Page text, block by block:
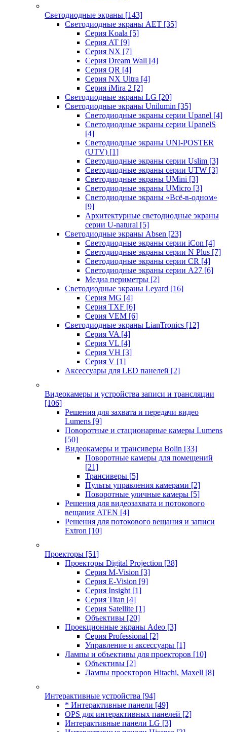
Светодиодные экраны [143]
Светодиодные экраны AET [35]
Cерия Koala [5]
Серия AT [9]
Серия NX [7]
Серия Dream Wall [4]
Серия QR [4]
Серия NX Ultra [4]
Серия iMira 2 [2]
Светодиодные экраны LG [20]
Светодиодные экраны Unilumin [35]
Светодиодные экраны серии Upanel [4]
Светодиодные экраны серии UpanelS
[4]
Светодиодные экраны UNI-POSTER
(UTV) [1]
Светодиодные экраны серии Uslim [3]
Светодиодные экраны серии UTW [3]
Светодиодные экраны UMini [3]
Светодиодные экраны UMicro [3]
Светодиодные экраны «Всё-в-одном»
[9]
Архитектурные светодиодные экраны
серии U-natural [5]
Светодиодные экраны Absen [23]
Светодиодные экраны серии iCon [4]
Светодиодные экраны серии N Plus [7]
Светодиодные экраны серии CR [4]
Светодиодные экраны серии А27 [6]
Медиа периметры [2]
Светодиодные экраны Leyard [16]
Серия MG [4]
Серия TXF [6]
Серия VEM [6]
Светодиодные экраны LianTronics [12]
Серия VA [4]
Серия VL [4]
Серия VH [3]
Серия V [1]
Аксессуары для LED панелей [2]
Видеокамеры и устройства записи и трансляции
[106]
Решения для захвата и передачи видео
Lumens [9]
Поворотные и стационарные камеры Lumens
[50]
Видеокамеры и трансиверы Bolin [33]
Поворотные камеры для помещений
[21]
Трансиверы [5]
Пульты управления камерами [2]
Поворотные уличные камеры [5]
Решения для видеозахвата и потокового
вещания ATEN [4]
Решения для потокового вещания и записи
Extron [10]
Проекторы [51]
Проекторы Digital Projection [38]
Серия M-Vision [3]
Серия E-Vision [9]
Серия Insight [1]
Серия Titan [4]
Серия Satellite [1]
Объективы [20]
Проекционные экраны Adeo [3]
Серия Professional [2]
Управление и аксессуары [1]
Лампы и объективы для проекторов [10]
Объективы [2]
Лампы проекторов Hitachi, Maxell [8]
Интерактивные устройства [94]
* Интерактивные панели [49]
OPS для интерактивных панелей [2]
Интерактивные панели LG [3]